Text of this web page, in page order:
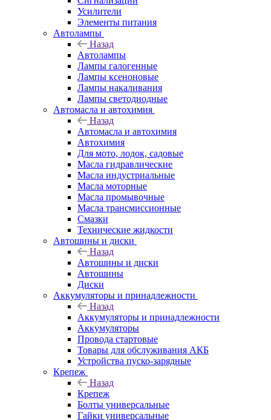
Усилители
Элементы питания
Автолампы
Назад
Автолампы
Лампы галогенные
Лампы ксеноновые
Лампы накаливания
Лампы светодиодные
Автомасла и автохимия
Назад
Автомасла и автохимия
Автохимия
Для мото, лодок, садовые
Масла гидравлические
Масла индустриальные
Масла моторные
Масла промывочные
Масла трансмиссионные
Смазки
Технические жидкости
Автошины и диски
Назад
Автошины и диски
Автошины
Диски
Аккумуляторы и принадлежности
Назад
Аккумуляторы и принадлежности
Аккумуляторы
Провода стартовые
Товары для обслуживания АКБ
Устройства пуско-зарядные
Крепеж
Назад
Крепеж
Болты универсальные
Гайки универсальные